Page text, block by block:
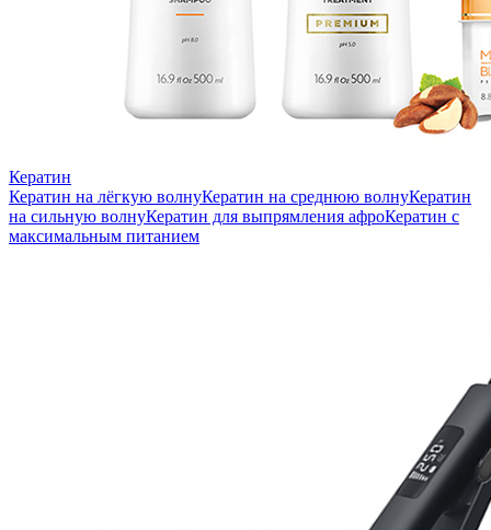
Кератин
Кератин на лёгкую волнуКератин на среднюю волнуКератин
на сильную волнуКератин для выпрямления афроКератин с
максимальным питанием